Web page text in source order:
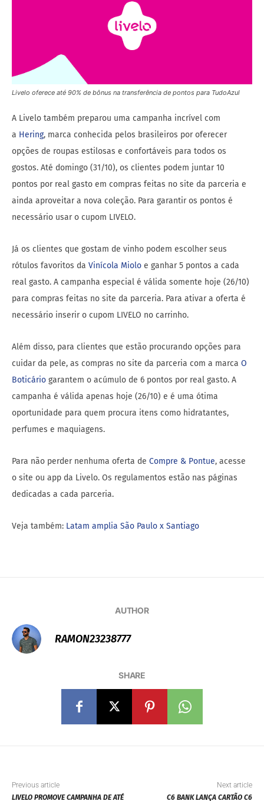
Livelo oferece até 90% de bônus na transferência de pontos para TudoAzul
A Livelo também preparou uma campanha incrível com
a Hering, marca conhecida pelos brasileiros por oferecer
opções de roupas estilosas e confortáveis para todos os
gostos. Até domingo (31/10), os clientes podem juntar 10
pontos por real gasto em compras feitas no site da parceria e
ainda aproveitar a nova coleção. Para garantir os pontos é
necessário usar o cupom LIVELO.
Já os clientes que gostam de vinho podem escolher seus
rótulos favoritos da Vinícola Miolo e ganhar 5 pontos a cada
real gasto. A campanha especial é válida somente hoje (26/10)
para compras feitas no site da parceria. Para ativar a oferta é
necessário inserir o cupom LIVELO no carrinho.
Além disso, para clientes que estão procurando opções para
cuidar da pele, as compras no site da parceria com a marca O
Boticário garantem o acúmulo de 6 pontos por real gasto. A
campanha é válida apenas hoje (26/10) e é uma ótima
oportunidade para quem procura itens como hidratantes,
perfumes e maquiagens.
Para não perder nenhuma oferta de Compre & Pontue, acesse
o site ou app da Livelo. Os regulamentos estão nas páginas
dedicadas a cada parceria.
Veja também: Latam amplia São Paulo x Santiago
AUTHOR
RAMON23238777
SHARE
Previous article
LIVELO PROMOVE CAMPANHA DE ATÉ
Next article
C6 BANK LANÇA CARTÃO C6